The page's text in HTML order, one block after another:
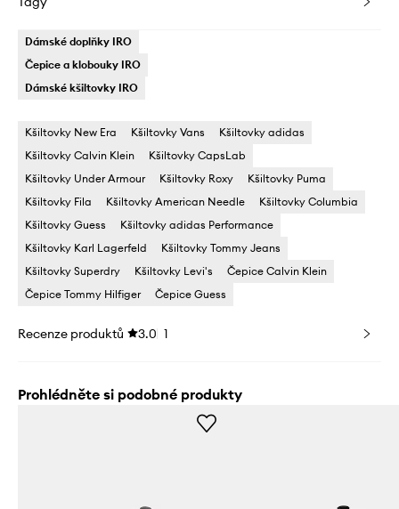
Dámské doplňky IRO
Čepice a klobouky IRO
Dámské kšiltovky IRO
Kšiltovky New Era Kšiltovky Vans
Kšiltovky adidas
Kšiltovky Calvin Klein
Kšiltovky CapsLab
Kšiltovky Under Armour
Kšiltovky Roxy
Kšiltovky Puma
Kšiltovky Fila
Kšiltovky American Needle
Kšiltovky Columbia
Kšiltovky Guess
Kšiltovky adidas Performance
Kšiltovky Karl Lagerfeld
Kšiltovky Tommy Jeans
Kšiltovky Superdry
Kšiltovky Levi's
Čepice Calvin Klein
Čepice Tommy Hilfiger
Čepice Guess
Recenze produktů 3.0 1
Prohlédněte si podobné produkty